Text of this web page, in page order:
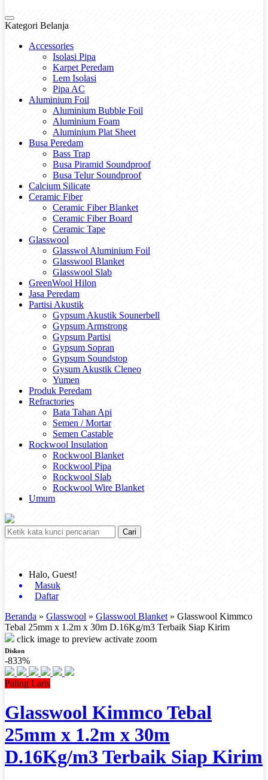
Kategori Belanja
Accessories
Isolasi Pipa
Karpet Peredam
Lem Isolasi
Pipa AC
Aluminium Foil
Aluminium Bubble Foil
Aluminium Foam
Aluminium Plat Sheet
Busa Peredam
Bass Trap
Busa Piramid Soundproof
Busa Telur Soundproof
Calcium Silicate
Ceramic Fiber
Ceramic Fiber Blanket
Ceramic Fiber Board
Ceramic Tape
Glasswool
Glasswol Aluminium Foil
Glasswool Blanket
Glasswool Slab
GreenWool Hilon
Jasa Peredam
Partisi Akustik
Gypsum Akustik Sounerbell
Gypsum Armstrong
Gypsum Partisi
Gypsum Sopran
Gypsum Soundstop
Gysum Akustik Cleneo
Yumen
Produk Peredam
Refractories
Bata Tahan Api
Semen / Mortar
Semen Castable
Rockwool Insulation
Rockwool Blanket
Rockwool Pipa
Rockwool Slab
Rockwool Wire Blanket
Umum
Cari
Halo, Guest!
Masuk
Daftar
Beranda » Glasswool » Glasswool Blanket » Glasswool Kimmco
Tebal 25mm x 1.2m x 30m D.16Kg/m3 Terbaik Siap Kirim
click image to preview activate zoom
Diskon
-833%
Paling Laris
Glasswool Kimmco Tebal
25mm x 1.2m x 30m
D.16Kg/m3 Terbaik Siap Kirim